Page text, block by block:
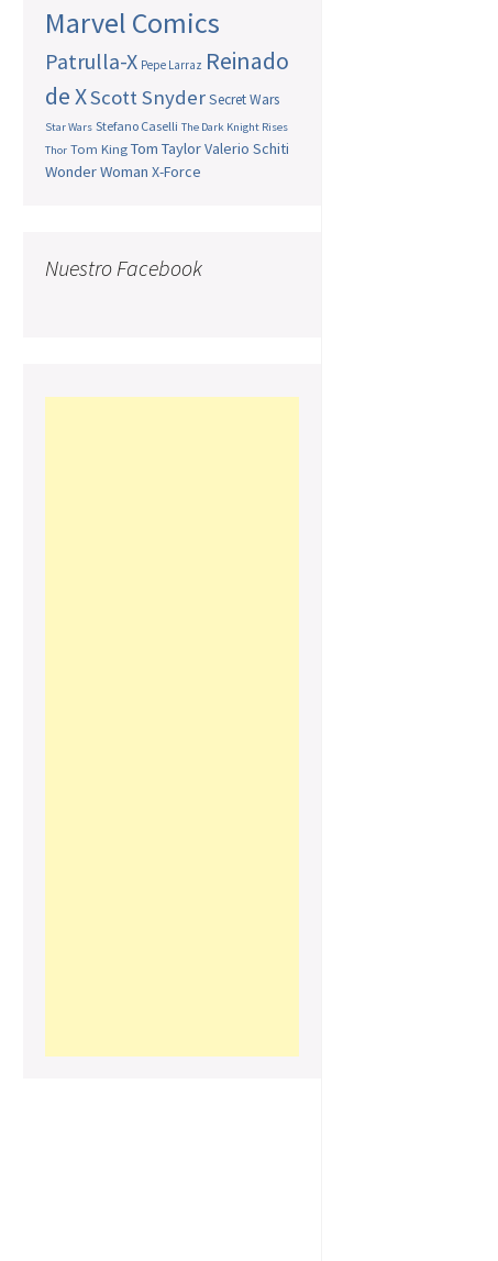
Marvel Comics
Patrulla-X Pepe Larraz Reinado
de XScott SnyderSecret Wars
Star Wars Stefano Caselli The Dark Knight Rises
Thor Tom King Tom TaylorValerio Schiti
Wonder Woman X-Force
Nuestro Facebook